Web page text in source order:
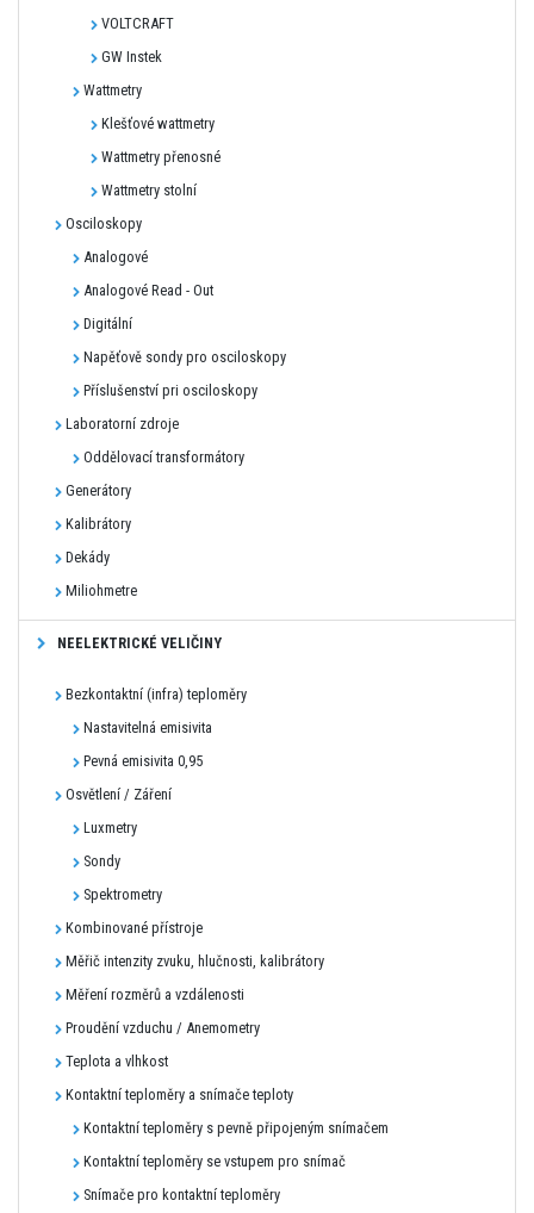
VOLTCRAFT
GW Instek
Wattmetry
Klešťové wattmetry
Wattmetry přenosné
Wattmetry stolní
Osciloskopy
Analogové
Analogové Read - Out
Digitální
Napěťově sondy pro osciloskopy
Příslušenství pri osciloskopy
Laboratorní zdroje
Oddělovací transformátory
Generátory
Kalibrátory
Dekády
Miliohmetre
NEELEKTRICKÉ VELIČINY
Bezkontaktní (infra) teploměry
Nastavitelná emisivita
Pevná emisivita 0,95
Osvětlení / Záření
Luxmetry
Sondy
Spektrometry
Kombinované přístroje
Měřič intenzity zvuku, hlučnosti, kalibrátory
Měření rozměrů a vzdálenosti
Proudění vzduchu / Anemometry
Teplota a vlhkost
Kontaktní teploměry a snímače teploty
Kontaktní teploměry s pevně připojeným snímačem
Kontaktní teploměry se vstupem pro snímač
Snímače pro kontaktní teploměry